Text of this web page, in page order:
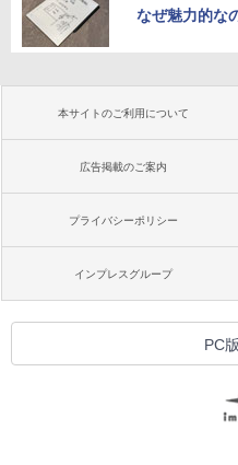
なぜ魅力的な
本サイトのご利用について
広告掲載のご案内
プライバシーポリシー
インプレスグループ
PC